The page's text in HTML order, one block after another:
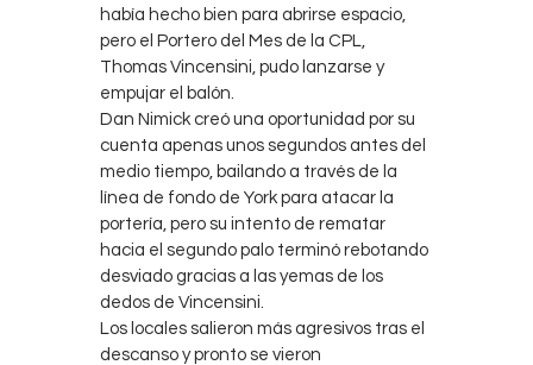
había hecho bien para abrirse espacio,
pero el Portero del Mes de la CPL,
Thomas Vincensini, pudo lanzarse y
empujar el balón.
Dan Nimick creó una oportunidad por su
cuenta apenas unos segundos antes del
medio tiempo, bailando a través de la
línea de fondo de York para atacar la
portería, pero su intento de rematar
hacia el segundo palo terminó rebotando
desviado gracias a las yemas de los
dedos de Vincensini.
Los locales salieron más agresivos tras el
descanso y pronto se vieron